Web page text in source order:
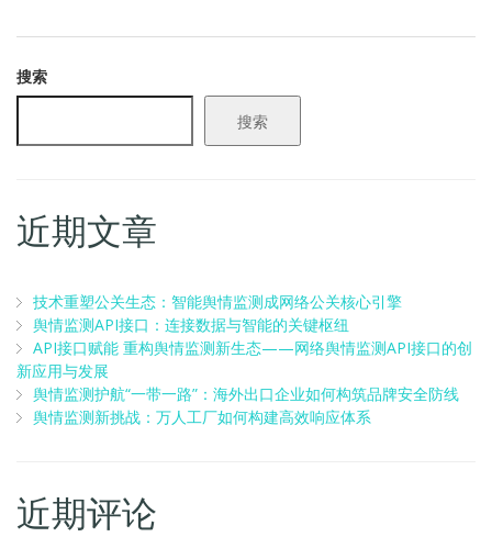
搜索
搜索
近期文章
技术重塑公关生态：智能舆情监测成网络公关核心引擎
舆情监测API接口：连接数据与智能的关键枢纽
API接口赋能 重构舆情监测新生态——网络舆情监测API接口的创
新应用与发展
舆情监测护航“一带一路”：海外出口企业如何构筑品牌安全防线
舆情监测新挑战：万人工厂如何构建高效响应体系
近期评论